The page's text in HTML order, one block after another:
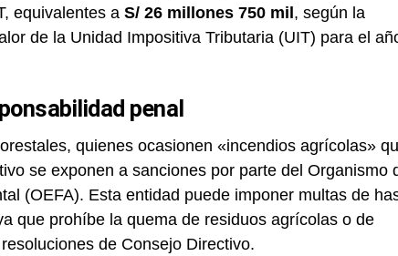
equivalentes a S/ 26 millones 750 mil , según la
de la Unidad Impositiva Tributaria (UIT) para el
penal
quienes ocasionen «incendios agrícolas»
se exponen a sanciones por parte del Organismo
(OEFA). Esta entidad puede imponer multas de
que prohíbe la quema de residuos agrícolas o de
de Consejo Directivo.